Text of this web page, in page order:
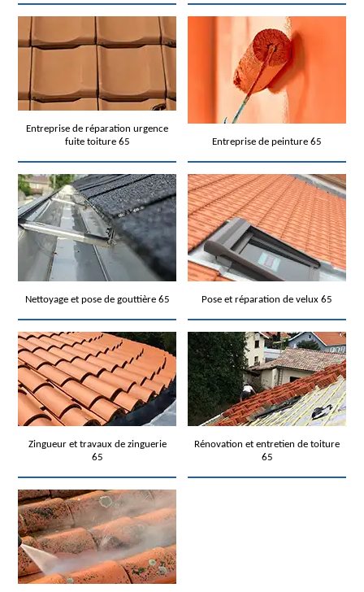
Entreprise de réparation urgence
fuite toiture 65
Entreprise de peinture 65
Nettoyage et pose de gouttière 65 Pose et réparation de velux 65
Zingueur et travaux de zinguerie
65
Rénovation et entretien de toiture
65